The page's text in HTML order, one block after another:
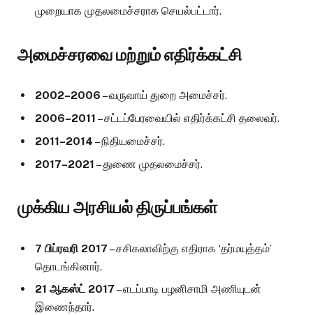
முறையாக முதலமைச்சராக செயல்பட்டார்.
அமைச்சரவை மற்றும் எதிர்க்கட்சி
2002–2006 – வருவாய் துறை அமைச்சர்.
2006–2011 – சட்டப்பேரவையில் எதிர்க்கட்சி தலைவர்.
2011–2014 – நிதியமைச்சர்.
2017–2021 – துணை முதலமைச்சர்.
முக்கிய அரசியல் திருப்பங்கள்
7 பிப்ரவரி 2017 – சசிகலாவிற்கு எதிராக ‘தர்மயுத்தம்’
தொடங்கினார்.
21 ஆகஸ்ட் 2017 – எடப்பாடி பழனிசாமி அணியுடன்
இணைந்தார்.